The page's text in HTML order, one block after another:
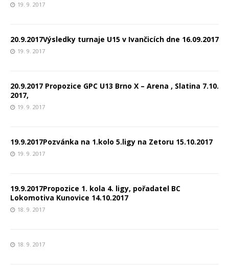
19. 9. 2017
20.9.2017Výsledky turnaje U15 v Ivančicích dne 16.09.2017
19. 9. 2017
20.9.2017 Propozice GPC U13 Brno X – Arena , Slatina 7.10.
2017,
19. 9. 2017
19.9.2017Pozvánka na 1.kolo 5.ligy na Zetoru 15.10.2017
19. 9. 2017
19.9.2017Propozice 1. kola 4. ligy, pořadatel BC
Lokomotiva Kunovice 14.10.2017
18. 9. 2017
18. 9. 2017